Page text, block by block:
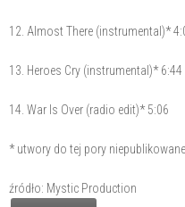
12. Almost There (instrumental)*
13. Heroes Cry (instrumental)* 6:44
14. War Is Over (radio edit)* 5:06
* utwory do tej pory niepublikowane
źródło: Mystic Production